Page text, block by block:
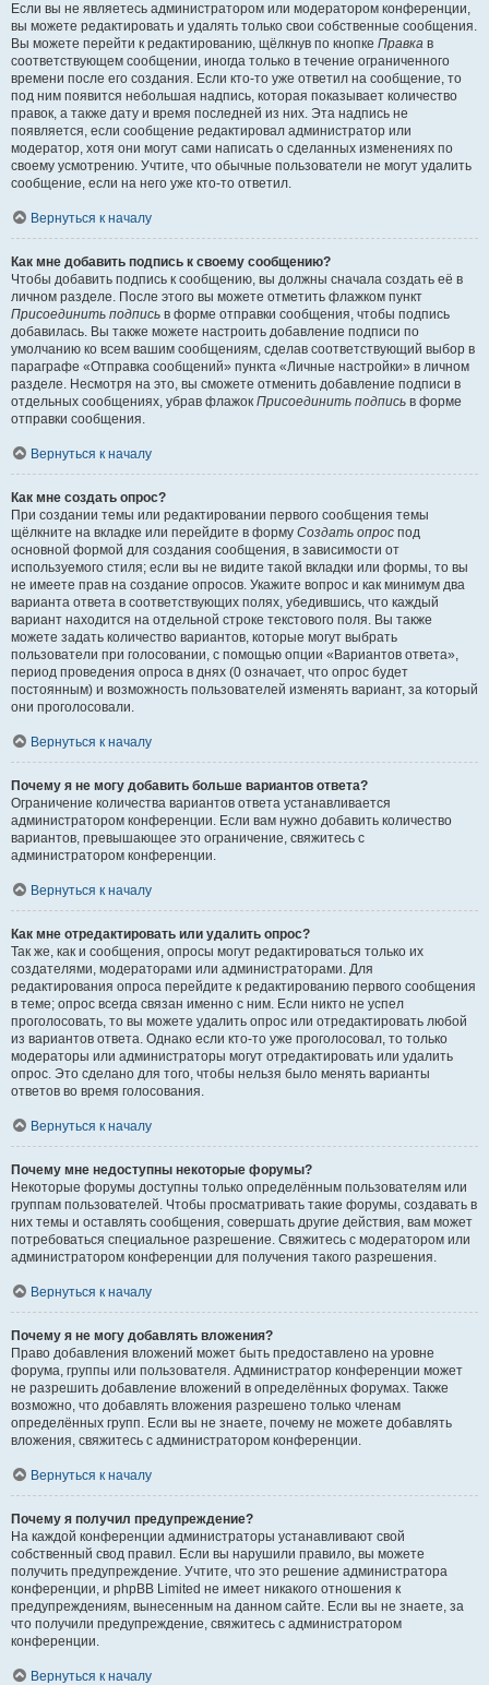
Если вы не являетесь администратором или модератором конференции,
вы можете редактировать и удалять только свои собственные сообщения.
Вы можете перейти к редактированию, щёлкнув по кнопке Правка в
соответствующем сообщении, иногда только в течение ограниченного
времени после его создания. Если кто-то уже ответил на сообщение, то
под ним появится небольшая надпись, которая показывает количество
правок, а также дату и время последней из них. Эта надпись не
появляется, если сообщение редактировал администратор или
модератор, хотя они могут сами написать о сделанных изменениях по
своему усмотрению. Учтите, что обычные пользователи не могут удалить
сообщение, если на него уже кто-то ответил.
Вернуться к началу
Как мне добавить подпись к своему сообщению?
Чтобы добавить подпись к сообщению, вы должны сначала создать её в
личном разделе. После этого вы можете отметить флажком пункт
Присоединить подпись в форме отправки сообщения, чтобы подпись
добавилась. Вы также можете настроить добавление подписи по
умолчанию ко всем вашим сообщениям, сделав соответствующий выбор в
параграфе «Отправка сообщений» пункта «Личные настройки» в личном
разделе. Несмотря на это, вы сможете отменить добавление подписи в
отдельных сообщениях, убрав флажок Присоединить подпись в форме
отправки сообщения.
Вернуться к началу
Как мне создать опрос?
При создании темы или редактировании первого сообщения темы
щёлкните на вкладке или перейдите в форму Создать опрос под
основной формой для создания сообщения, в зависимости от
используемого стиля; если вы не видите такой вкладки или формы, то вы
не имеете прав на создание опросов. Укажите вопрос и как минимум два
варианта ответа в соответствующих полях, убедившись, что каждый
вариант находится на отдельной строке текстового поля. Вы также
можете задать количество вариантов, которые могут выбрать
пользователи при голосовании, с помощью опции «Вариантов ответа»,
период проведения опроса в днях (0 означает, что опрос будет
постоянным) и возможность пользователей изменять вариант, за который
они проголосовали.
Вернуться к началу
Почему я не могу добавить больше вариантов ответа?
Ограничение количества вариантов ответа устанавливается
администратором конференции. Если вам нужно добавить количество
вариантов, превышающее это ограничение, свяжитесь с
администратором конференции.
Вернуться к началу
Как мне отредактировать или удалить опрос?
Так же, как и сообщения, опросы могут редактироваться только их
создателями, модераторами или администраторами. Для
редактирования опроса перейдите к редактированию первого сообщения
в теме; опрос всегда связан именно с ним. Если никто не успел
проголосовать, то вы можете удалить опрос или отредактировать любой
из вариантов ответа. Однако если кто-то уже проголосовал, то только
модераторы или администраторы могут отредактировать или удалить
опрос. Это сделано для того, чтобы нельзя было менять варианты
ответов во время голосования.
Вернуться к началу
Почему мне недоступны некоторые форумы?
Некоторые форумы доступны только определённым пользователям или
группам пользователей. Чтобы просматривать такие форумы, создавать в
них темы и оставлять сообщения, совершать другие действия, вам может
потребоваться специальное разрешение. Свяжитесь с модератором или
администратором конференции для получения такого разрешения.
Вернуться к началу
Почему я не могу добавлять вложения?
Право добавления вложений может быть предоставлено на уровне
форума, группы или пользователя. Администратор конференции может
не разрешить добавление вложений в определённых форумах. Также
возможно, что добавлять вложения разрешено только членам
определённых групп. Если вы не знаете, почему не можете добавлять
вложения, свяжитесь с администратором конференции.
Вернуться к началу
Почему я получил предупреждение?
На каждой конференции администраторы устанавливают свой
собственный свод правил. Если вы нарушили правило, вы можете
получить предупреждение. Учтите, что это решение администратора
конференции, и phpBB Limited не имеет никакого отношения к
предупреждениям, вынесенным на данном сайте. Если вы не знаете, за
что получили предупреждение, свяжитесь с администратором
конференции.
Вернуться к началу